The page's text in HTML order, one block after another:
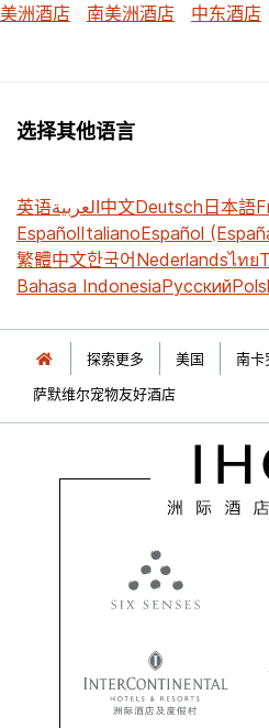
美洲酒店
南美洲酒店 中东酒店
选择其他语言
英语العربية中文Deutsch日本語
EspañolItalianoEspañol
繁體中文한국어Nederlandsไทย
Bahasa IndonesiaРусский
探索更多 美国 南卡
萨默维尔宠物友好酒店